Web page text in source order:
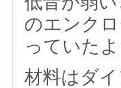
のエンク
っていたよ
材料はダ